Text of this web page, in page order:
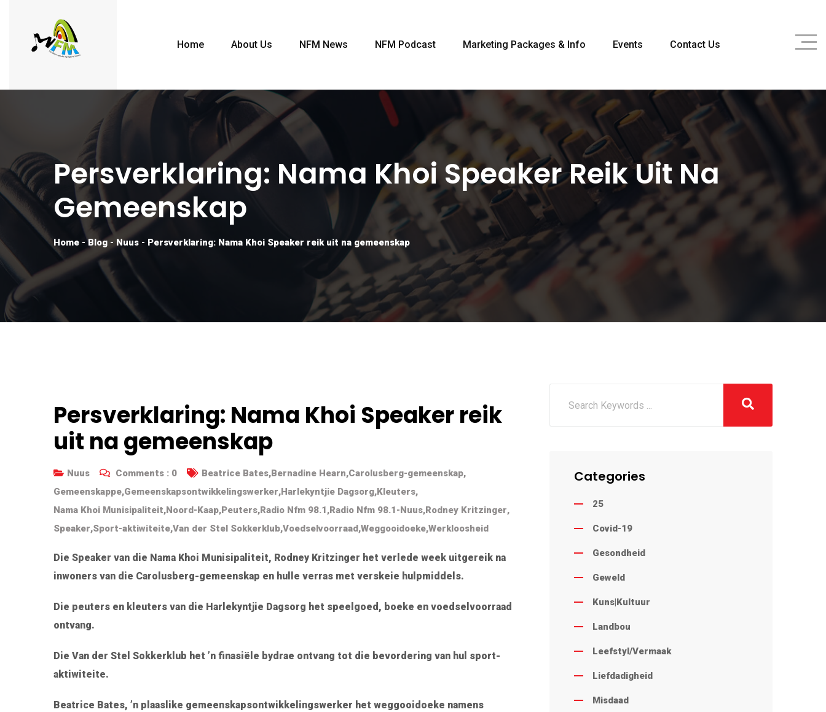
Home About Us NFM News NFM Podcast Marketing Packages & Info Events Contact Us
Persverklaring: Nama Khoi Speaker Reik Uit Na
Gemeenskap
Home -Blog - Nuus - Persverklaring: Nama Khoi Speaker reik uit na gemeenskap
Persverklaring: Nama Khoi Speaker reik
uit na gemeenskap
Nuus Comments : 0 Beatrice Bates,Bernadine Hearn,Carolusberg-gemeenskap,
Gemeenskappe,Gemeenskapsontwikkelingswerker,Harlekyntjie Dagsorg,Kleuters,
Nama Khoi Munisipaliteit,Noord-Kaap,Peuters,Radio Nfm 98.1,Radio Nfm 98.1-Nuus,Rodney Kritzinger,
Speaker,Sport-aktiwiteite,Van der Stel Sokkerklub,Voedselvoorraad,Weggooidoeke,Werkloosheid
Die Speaker van die Nama Khoi Munisipaliteit, Rodney Kritzinger het verlede week uitgereik na
inwoners van die Carolusberg-gemeenskap en hulle verras met verskeie hulpmiddels.
Die peuters en kleuters van die Harlekyntjie Dagsorg het speelgoed, boeke en voedselvoorraad
ontvang.
Die Van der Stel Sokkerklub het ’n finasiële bydrae ontvang tot die bevordering van hul sport-
aktiwiteite.
Beatrice Bates, ’n plaaslike gemeenskapsontwikkelingswerker het weggooidoeke namens
Categories
25
Covid-19
Gesondheid
Geweld
Kuns|Kultuur
Landbou
Leefstyl/Vermaak
Liefdadigheid
Misdaad